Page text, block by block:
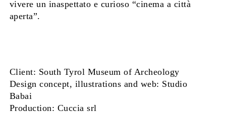
vivere un inaspettato e curioso “cinema a città
aperta”.
Client: South Tyrol Museum of Archeology
Design concept, illustrations and web: Studio
Babai
Production: Cuccia srl